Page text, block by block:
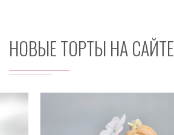
НОВЫЕ ТОРТЫ НА САЙТЕ